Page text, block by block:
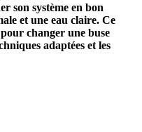
son système en bon
et une eau claire. Ce
pour changer une buse
adaptées et les